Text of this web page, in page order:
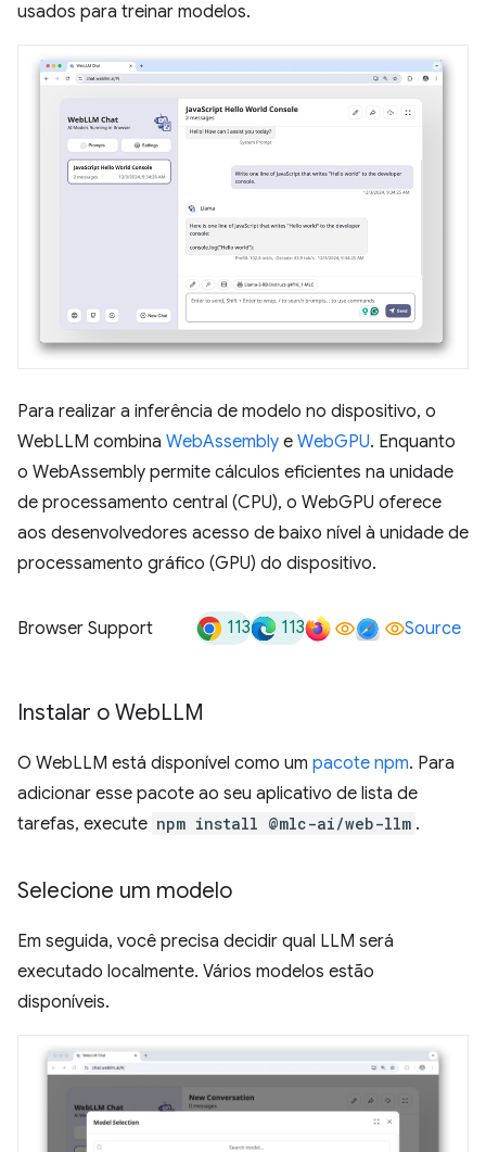
usados para treinar modelos.
Para realizar a inferência de modelo no dispositivo, o
WebLLM combina WebAssembly e WebGPU. Enquanto
o WebAssembly permite cálculos eficientes na unidade
de processamento central (CPU), o WebGPU oferece
aos desenvolvedores acesso de baixo nível à unidade de
processamento gráfico (GPU) do dispositivo.
Browser Support 113 113 Source
Instalar o WebLLM
O WebLLM está disponível como um pacote npm. Para
adicionar esse pacote ao seu aplicativo de lista de
tarefas, execute npm install @mlc-ai/web-llm .
Selecione um modelo
Em seguida, você precisa decidir qual LLM será
executado localmente. Vários modelos estão
disponíveis.